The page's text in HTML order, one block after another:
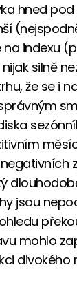
hned
indexu
silně
že se i
jsou
mohlo
divokého